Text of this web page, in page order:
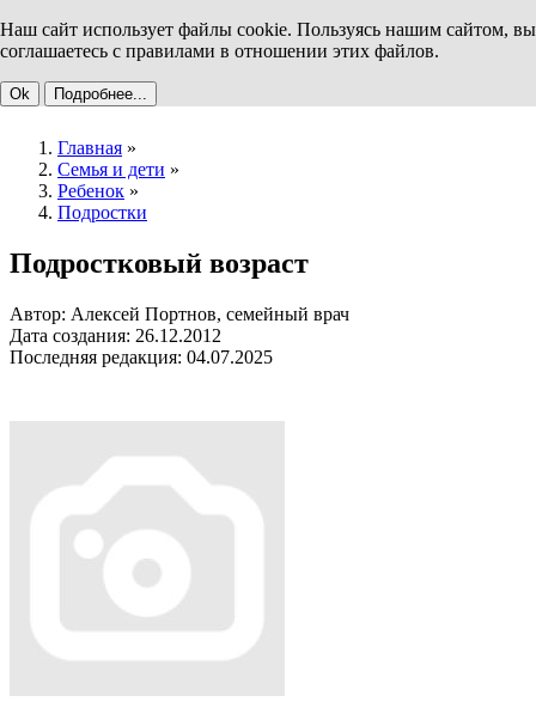
Наш сайт использует файлы cookie. Пользуясь нашим сайтом, вы
соглашаетесь с правилами в отношении этих файлов.
Ok Подробнее...
Главная »
Семья и дети »
Ребенок »
Подростки
Подростковый возраст
Автор: Алексей Портнов, семейный врач
Дата создания: 26.12.2012
Последняя редакция: 04.07.2025